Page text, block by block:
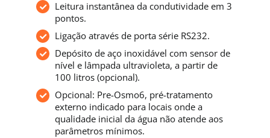
Leitura instantânea da condutividade em 3
pontos.
Ligação através de porta série RS232.
Depósito de aço inoxidável com sensor de
nível e lâmpada ultravioleta, a partir de
100 litros (opcional).
Opcional: Pre-Osmo6, pré-tratamento
externo indicado para locais onde a
qualidade inicial da água não atende aos
parâmetros mínimos.